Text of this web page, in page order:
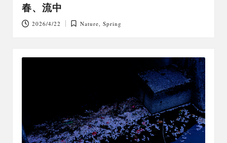
春、流中
2026/4/22
Posted
Nature ,Spring